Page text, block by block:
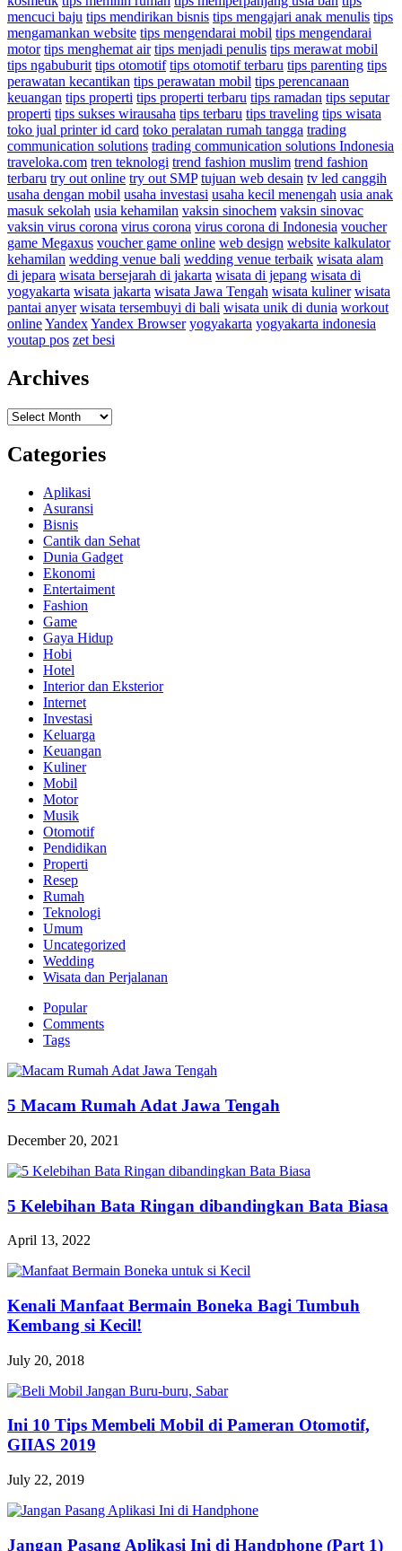
mencuci baju tips mendirikan bisnis tips mengajari anak menulis tips
mengamankan website tips mengendarai mobil tips mengendarai
motor tips menghemat air tips menjadi penulis tips merawat mobil
tips ngabuburit tips otomotif tips otomotif terbaru tips parenting tips
perawatan kecantikan tips perawatan mobil tips perencanaan
keuangan tips properti tips properti terbaru tips ramadan tips seputar
properti tips sukses wirausaha tips terbaru tips traveling tips wisata
toko jual printer id card toko peralatan rumah tangga trading
communication solutions trading communication solutions Indonesia
traveloka.com tren teknologi trend fashion muslim trend fashion
terbaru try out online try out SMP tujuan web desain tv led canggih
usaha dengan mobil usaha investasi usaha kecil menengah usia anak
masuk sekolah usia kehamilan vaksin sinochem vaksin sinovac
vaksin virus corona virus corona virus corona di Indonesia voucher
game Megaxus voucher game online web design website kalkulator
kehamilan wedding venue bali wedding venue terbaik wisata alam
di jepara wisata bersejarah di jakarta wisata di jepang wisata di
yogyakarta wisata jakarta wisata Jawa Tengah wisata kuliner wisata
pantai anyer wisata tersembuyi di bali wisata unik di dunia workout
onlineYandexYandex Browser yogyakarta yogyakarta indonesia
youtap pos zet besi
Archives
Archives
Categories
Aplikasi
Asuransi
Bisnis
Cantik dan Sehat
Dunia Gadget
Ekonomi
Entertaiment
Fashion
Game
Gaya Hidup
Hobi
Hotel
Interior dan Eksterior
Internet
Investasi
Keluarga
Keuangan
Kuliner
Mobil
Motor
Musik
Otomotif
Pendidikan
Properti
Resep
Rumah
Teknologi
Umum
Uncategorized
Wedding
Wisata dan Perjalanan
Popular
Comments
Tags
5 Macam Rumah Adat Jawa Tengah
December 20, 2021
5 Kelebihan Bata Ringan dibandingkan Bata Biasa
April 13, 2022
Kenali Manfaat Bermain Boneka Bagi Tumbuh
Kembang si Kecil!
July 20, 2018
Ini 10 Tips Membeli Mobil di Pameran Otomotif,
GIIAS 2019
July 22, 2019
Jangan Pasang Aplikasi Ini di Handphone (Part 1)